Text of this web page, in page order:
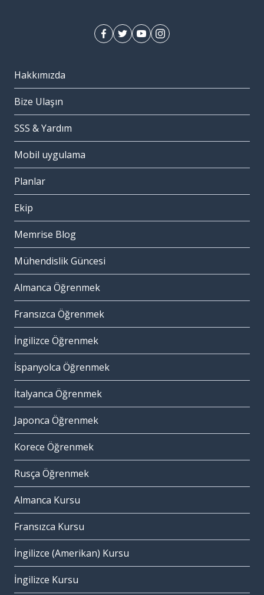
Hakkımızda
Bize Ulaşın
SSS & Yardım
Mobil uygulama
Planlar
Ekip
Memrise Blog
Mühendislik Güncesi
Almanca Öğrenmek
Fransızca Öğrenmek
İngilizce Öğrenmek
İspanyolca Öğrenmek
İtalyanca Öğrenmek
Japonca Öğrenmek
Korece Öğrenmek
Rusça Öğrenmek
Almanca Kursu
Fransızca Kursu
İngilizce (Amerikan) Kursu
İngilizce Kursu